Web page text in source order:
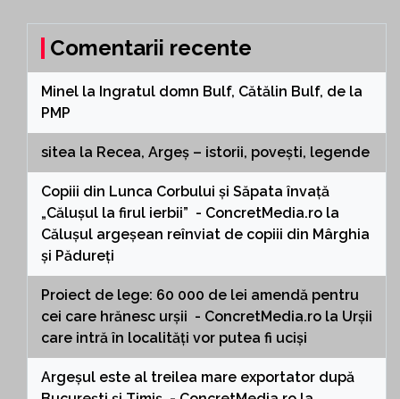
Comentarii recente
Minel la Ingratul domn Bulf, Cătălin Bulf, de la
PMP
sitea la Recea, Argeș – istorii, povești, legende
Copiii din Lunca Corbului și Săpata învață
„Călușul la firul ierbii” - ConcretMedia.ro la
Călușul argeșean reînviat de copiii din Mârghia
și Pădureți
Proiect de lege: 60 000 de lei amendă pentru
cei care hrănesc urșii - ConcretMedia.ro la Urșii
care intră în localități vor putea fi uciși
Argeșul este al treilea mare exportator după